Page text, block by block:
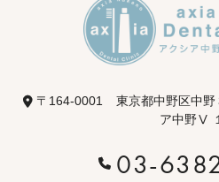
〒164-0001
東京都中野区中野
ア中野Ⅴ
03-